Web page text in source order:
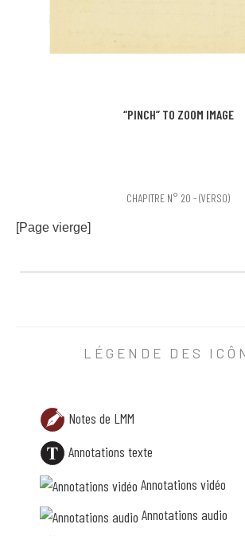
“PINCH” TO ZOOM IMAGE
CHAPITRE N° 20 - (VERSO)
[Page vierge]
LÉGENDE DES
Notes de LMM
Annotations texte
Annotations vidéo
Annotations audio